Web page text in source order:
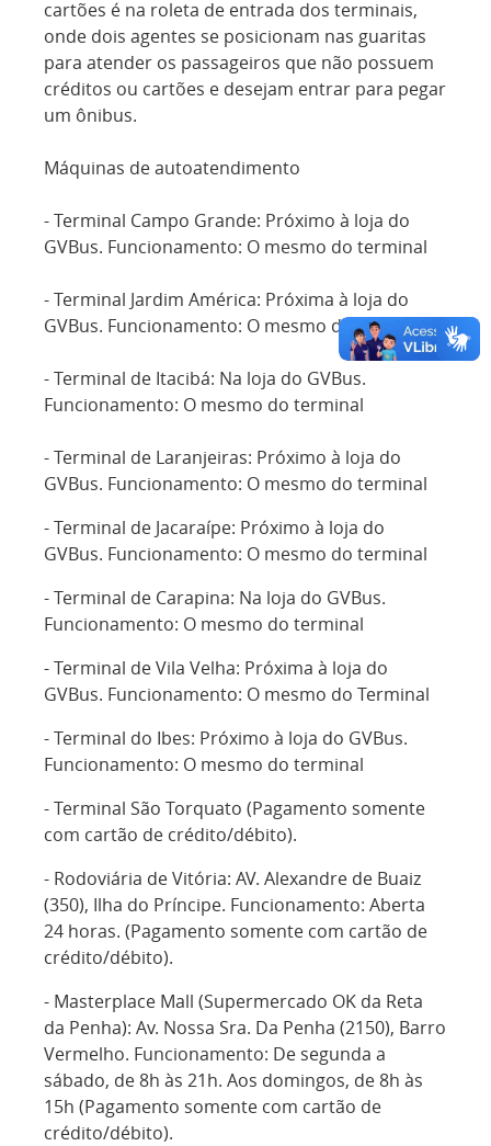
cartões é na roleta de entrada dos terminais,
onde dois agentes se posicionam nas guaritas
para atender os passageiros que não possuem
créditos ou cartões e desejam entrar para pegar
um ônibus.
Máquinas de autoatendimento
- Terminal Campo Grande: Próximo à loja do
GVBus. Funcionamento: O mesmo do terminal
- Terminal Jardim América: Próxima à loja do
GVBus. Funcionamento: O mesmo do terminal
- Terminal de Itacibá: Na loja do GVBus.
Funcionamento: O mesmo do terminal
- Terminal de Laranjeiras: Próximo à loja do
GVBus. Funcionamento: O mesmo do terminal
- Terminal de Jacaraípe: Próximo à loja do
GVBus. Funcionamento: O mesmo do terminal
- Terminal de Carapina: Na loja do GVBus.
Funcionamento: O mesmo do terminal
- Terminal de Vila Velha: Próxima à loja do
GVBus. Funcionamento: O mesmo do Terminal
- Terminal do Ibes: Próximo à loja do GVBus.
Funcionamento: O mesmo do terminal
- Terminal São Torquato (Pagamento somente
com cartão de crédito/débito).
- Rodoviária de Vitória: AV. Alexandre de Buaiz
(350), Ilha do Príncipe. Funcionamento: Aberta
24 horas. (Pagamento somente com cartão de
crédito/débito).
- Masterplace Mall (Supermercado OK da Reta
da Penha): Av. Nossa Sra. Da Penha (2150), Barro
Vermelho. Funcionamento: De segunda a
sábado, de 8h às 21h. Aos domingos, de 8h às
15h (Pagamento somente com cartão de
crédito/débito).